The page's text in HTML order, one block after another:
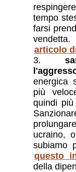
tempo
farsi
articolo
energica
più
quindi
ucraino,
subiamo
questo
della